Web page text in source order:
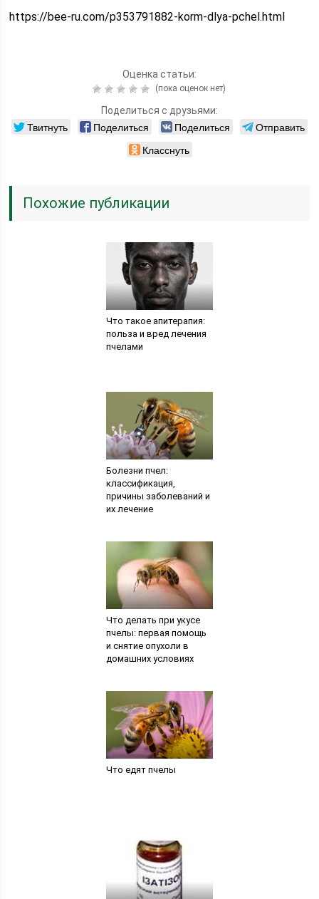
https://bee-ru.com/p353791882-korm-dlya-pchel.html
Оценка статьи:
(пока оценок нет)
Поделиться с друзьями:
Твитнуть Поделиться Поделиться
Отправить
Класснуть
Похожие публикации
Что такое апитерапия:
польза и вред лечения
пчелами
Болезни пчел:
классификация,
причины заболеваний и
их лечение
Что делать при укусе
пчелы: первая помощь
и снятие опухоли в
домашних условиях
Что едят пчелы